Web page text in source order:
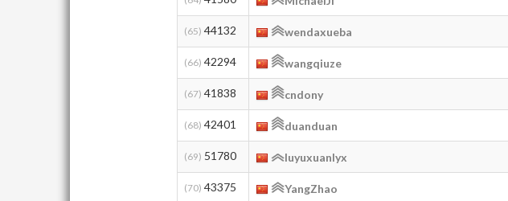
(65) 44132 wendaxueba
(66) 42294 wangqiuze
(67) 41838 cndony
(68) 42401 duanduan
(69) 51780 luyuxuanlyx
(70) 43375 YangZhao